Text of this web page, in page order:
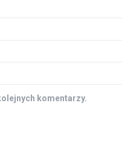
komentarzy.